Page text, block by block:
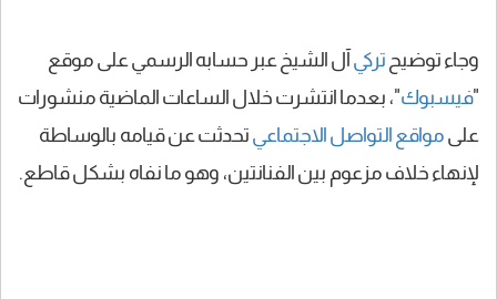
وجاء توضيح تركي آل الشيخ عبر حسابه الرسمي على موقع
"فيسبوك"، بعدما انتشرت خلال الساعات الماضية منشورات
على مواقع التواصل الاجتماعي تحدثت عن قيامه بالوساطة
لإنهاء خلاف مزعوم بين الفنانتين، وهو ما نفاه بشكل قاطع.